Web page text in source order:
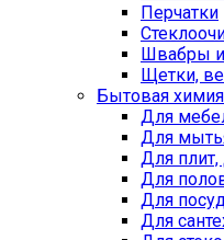
Перчатки
Швабры
Щетки,
Бытовая химия
Для
Для
Для плит,
Для
Для
Для